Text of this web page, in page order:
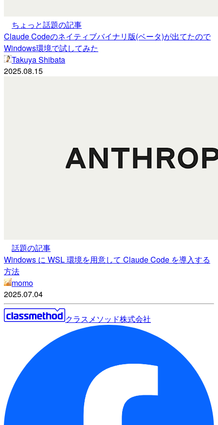
ちょっと話題の記事
Claude Codeのネイティブバイナリ版(ベータ)が出てたので
Windows環境で試してみた
Takuya Shibata
2025.08.15
話題の記事
Windows に WSL 環境を用意して Claude Code を導入する
方法
momo
2025.07.04
クラスメソッド株式会社